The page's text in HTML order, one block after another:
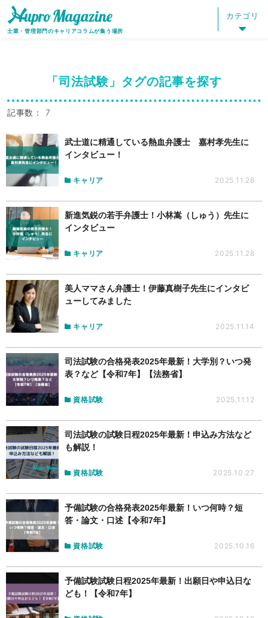
士業・管理部門のキャリアコラムが集う場所
カテゴリ
HOME HUPRO MAGAZINE
「司法試験」タグの記事を探す
記事数： 7
武士道に精通している熱血弁護士 嘉村孝先生に
インタビュー！
キャリア 2025.11.28
新進気鋭の若手弁護士！小林嵩（しゅう）先生に
インタビュー
キャリア 2025.11.28
美人ママさん弁護士！伊藤真樹子先生にインタビ
ューしてみました
キャリア 2025.11.14
司法試験の合格発表2025年最新！大学別？いつ発
表？など【令和7年】【法務省】
資格試験 2025.11.12
司法試験の試験日程2025年最新！申込み方法など
も解説！
資格試験 2025.10.27
予備試験の合格発表2025年最新！いつ何時？短
答・論文・口述【令和7年】
資格試験 2025.10.16
予備試験試験日程2025年最新！出願日や申込日な
ども！【令和7年】